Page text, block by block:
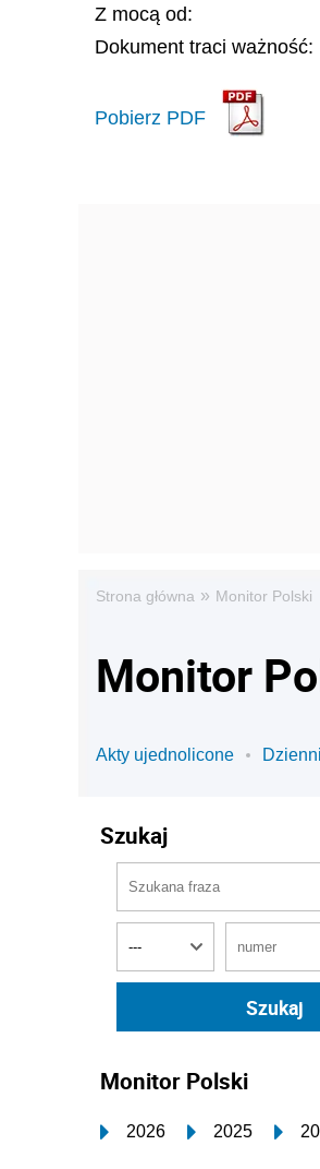
Z mocą od:
Dokument traci ważność:
Pobierz PDF
Strona główna » Monitor Polski
Monitor
Akty ujednolicone
Szukaj
Monitor Polski
2026 2025